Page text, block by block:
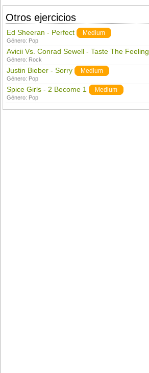
Otros ejercicios
Ed Sheeran - Perfect Medium
Género: Pop
Avicii Vs. Conrad Sewell - Taste The Feeling
Género: Rock
Justin Bieber - Sorry Medium
Género: Pop
Spice Girls - 2 Become 1 Medium
Género: Pop